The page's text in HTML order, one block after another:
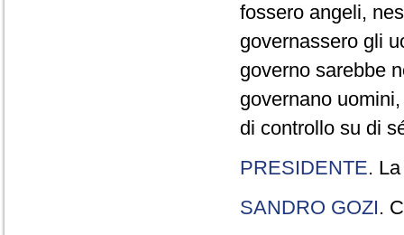
fossero angeli,
governassero gli
governo sarebbe
governano
di controllo su di
PRESIDENTE.
SANDRO GOZI.